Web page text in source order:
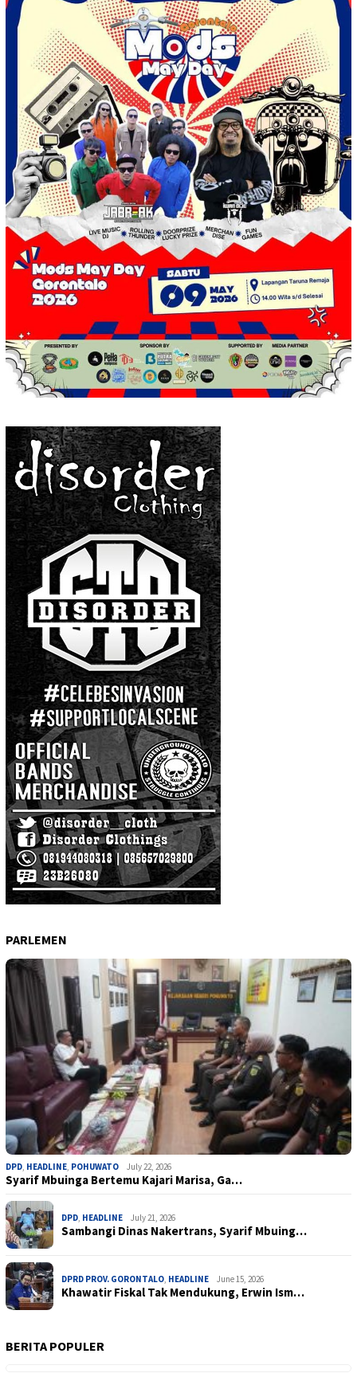
PARLEMEN
DPD, HEADLINE, POHUWATO July 22, 2026
Syarif Mbuinga Bertemu Kajari Marisa, Ga…
DPD, HEADLINE July 21, 2026
Sambangi Dinas Nakertrans, Syarif Mbuing…
DPRD PROV. GORONTALO, HEADLINE June 15, 2026
Khawatir Fiskal Tak Mendukung, Erwin Ism…
BERITA POPULER